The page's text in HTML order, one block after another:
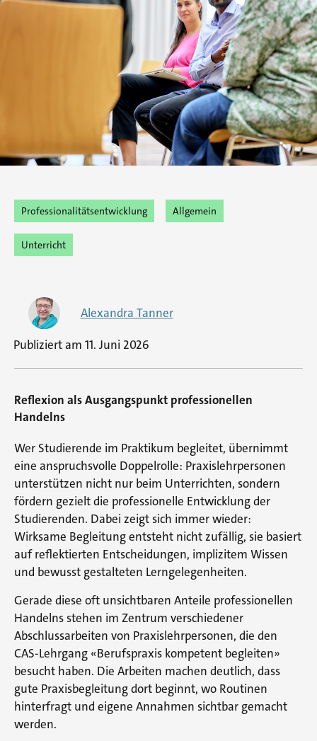
Professionalitätsentwicklung Allgemein
Unterricht
Alexandra Tanner
Publiziert am 11. Juni 2026
Reflexion als Ausgangspunkt professionellen
Handelns
Wer Studierende im Praktikum begleitet, übernimmt
eine anspruchsvolle Doppelrolle: Praxislehrpersonen
unterstützen nicht nur beim Unterrichten, sondern
fördern gezielt die professionelle Entwicklung der
Studierenden. Dabei zeigt sich immer wieder:
Wirksame Begleitung entsteht nicht zufällig, sie basiert
auf reflektierten Entscheidungen, implizitem Wissen
und bewusst gestalteten Lerngelegenheiten.
Gerade diese oft unsichtbaren Anteile professionellen
Handelns stehen im Zentrum verschiedener
Abschlussarbeiten von Praxislehrpersonen, die den
CAS-Lehrgang «Berufspraxis kompetent begleiten»
besucht haben. Die Arbeiten machen deutlich, dass
gute Praxisbegleitung dort beginnt, wo Routinen
hinterfragt und eigene Annahmen sichtbar gemacht
werden.